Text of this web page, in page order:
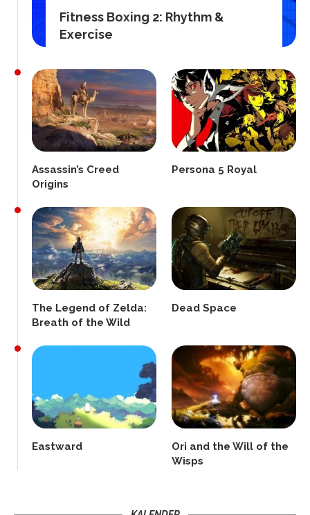
Fitness Boxing 2: Rhythm &
Exercise
Assassin’s Creed
Origins
Persona 5 Royal
The Legend of Zelda:
Breath of the Wild
Dead Space
Eastward
Ori and the Will of the
Wisps